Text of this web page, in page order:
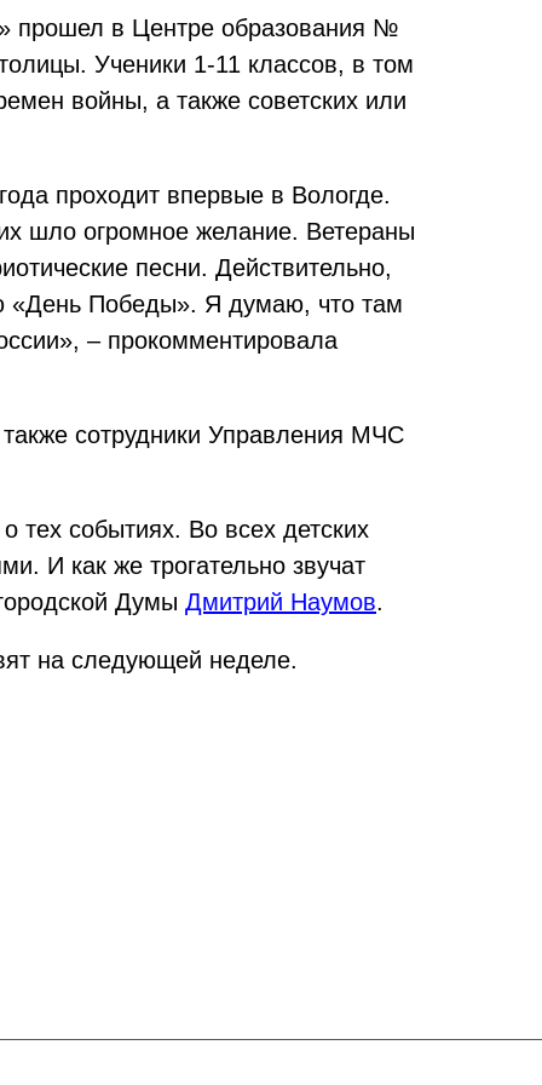
прошел в Центре образования №
Ученики 1-11 классов, в том
войны, а также советских или
проходит впервые в Вологде.
шло огромное желание. Ветераны
песни. Действительно,
«День Победы». Я думаю, что там
– прокомментировала
сотрудники Управления МЧС
тех событиях. Во всех детских
И как же трогательно звучат
Думы Дмитрий Наумов.
на следующей неделе.